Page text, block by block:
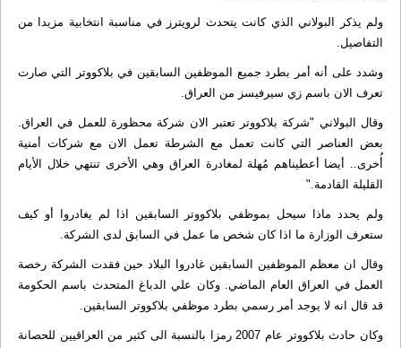
ولم يذكر البولاني الذي كانت يتحدث لرويترز في مناسبة انتخابية مزيدا من
التفاصيل.
وشدد على أنه أمر بطرد جميع الموظفين السابقين في بلاكووتر التي صارت
تعرف الان باسم زي سيرفيسز من العراق.
وقال البولاني "شركة بلاكووتر تعتبر الان شركة محظورة للعمل في العراق.
بعض العناصر التي كانت تعمل مع الشرطة تعمل الان مع شركات أمنية
أُخرى.. أيضا أعطيناهم مُهلة لمغادرة العراق وهي الأخرى تنتهي خلال الأيام
القليلة القادمة."
ولم يحدد ماذا سيحل بموظفي بلاكووتر السابقين اذا لم يغادروا أو كيف
ستعرف الوزارة ما اذا كان شخص ما عمل في السابق لدى الشركة.
وقال ان معظم الموظفين السابقين غادروا البلاد حين فقدت الشركة رخصة
العمل في العراق العام الماضي. وكان علي الدباغ المتحدث باسم الحكومة
قد قال انه لا يوجد أمر رسمي بطرد موظفي بلاكووتر السابقين.
وكان حادث بلاكووتر عام 2007 رمزا بالنسبة الى كثير من العراقيين للحصانة